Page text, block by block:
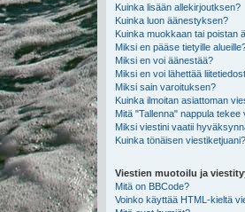
Kuinka lisään allekirjoutksen?
Kuinka luon äänestyksen?
Kuinka muokkaan tai poistan
Miksi en pääse tietyille
Miksi en voi äänestää?
Miksi en voi lähettää
Miksi sain varoituksen?
Kuinka ilmoitan asiattoman
Mitä "Tallenna" nappula
Miksi viestini vaatii
Kuinka tönäisen viestiketjuani?
Viestien muotoilu ja
Mitä on BBCode?
Voinko käyttää HTML-kieltä